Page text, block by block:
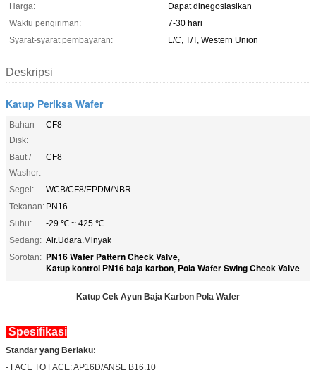
Harga:
Dapat dinegosiasikan
Waktu pengiriman:
7-30 hari
Syarat-syarat pembayaran:
L/C, T/T, Western Union
Deskripsi
Katup Periksa Wafer
Bahan
Disk:
CF8
Baut /
Washer:
CF8
Segel:
WCB/CF8/EPDM/NBR
Tekanan: PN16
Suhu:
-29 ℃ ~ 425 ℃
Sedang: Air.Udara.Minyak
Sorotan: PN16 Wafer Pattern Check Valve,
Katup kontrol PN16 baja karbon, Pola Wafer Swing Check Valve
Katup Cek Ayun Baja Karbon Pola Wafer
Spesifikasi
Standar yang Berlaku:
- FACE TO FACE: AP16D/ANSE B16.10